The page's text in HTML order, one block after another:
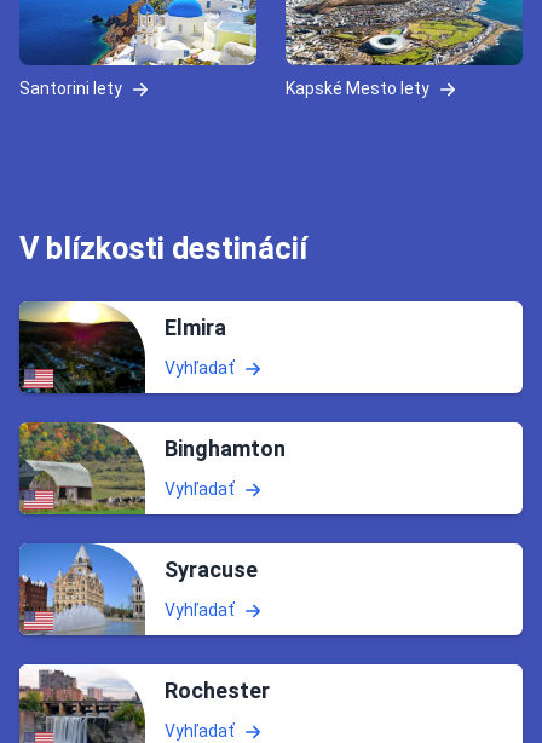
Santorini lety Kapské Mesto lety
V blízkosti destinácií
Elmira
Vyhľadať
Binghamton
Vyhľadať
Syracuse
Vyhľadať
Rochester
Vyhľadať